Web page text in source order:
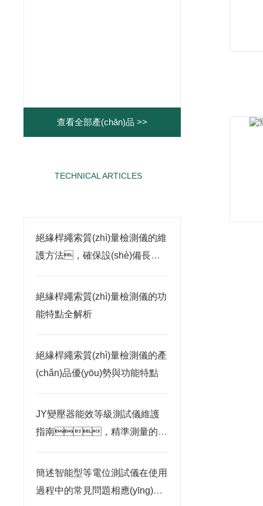
查看全部產(chǎn)品 >>
TECHNICAL ARTICLES
絕緣桿繩索質(zhì)量檢測儀的維
護方法，確保設(shè)備長期
絕緣桿繩索質(zhì)量檢測儀的功
能特點全解析
絕緣桿繩索質(zhì)量檢測儀的產
(chǎn)品優(yōu)勢與功能特點
JY變壓器能效等級測試儀維護
指南，精準測量的長
簡述智能型等電位測試儀在使用
過程中的常見問題相應(yīng)解